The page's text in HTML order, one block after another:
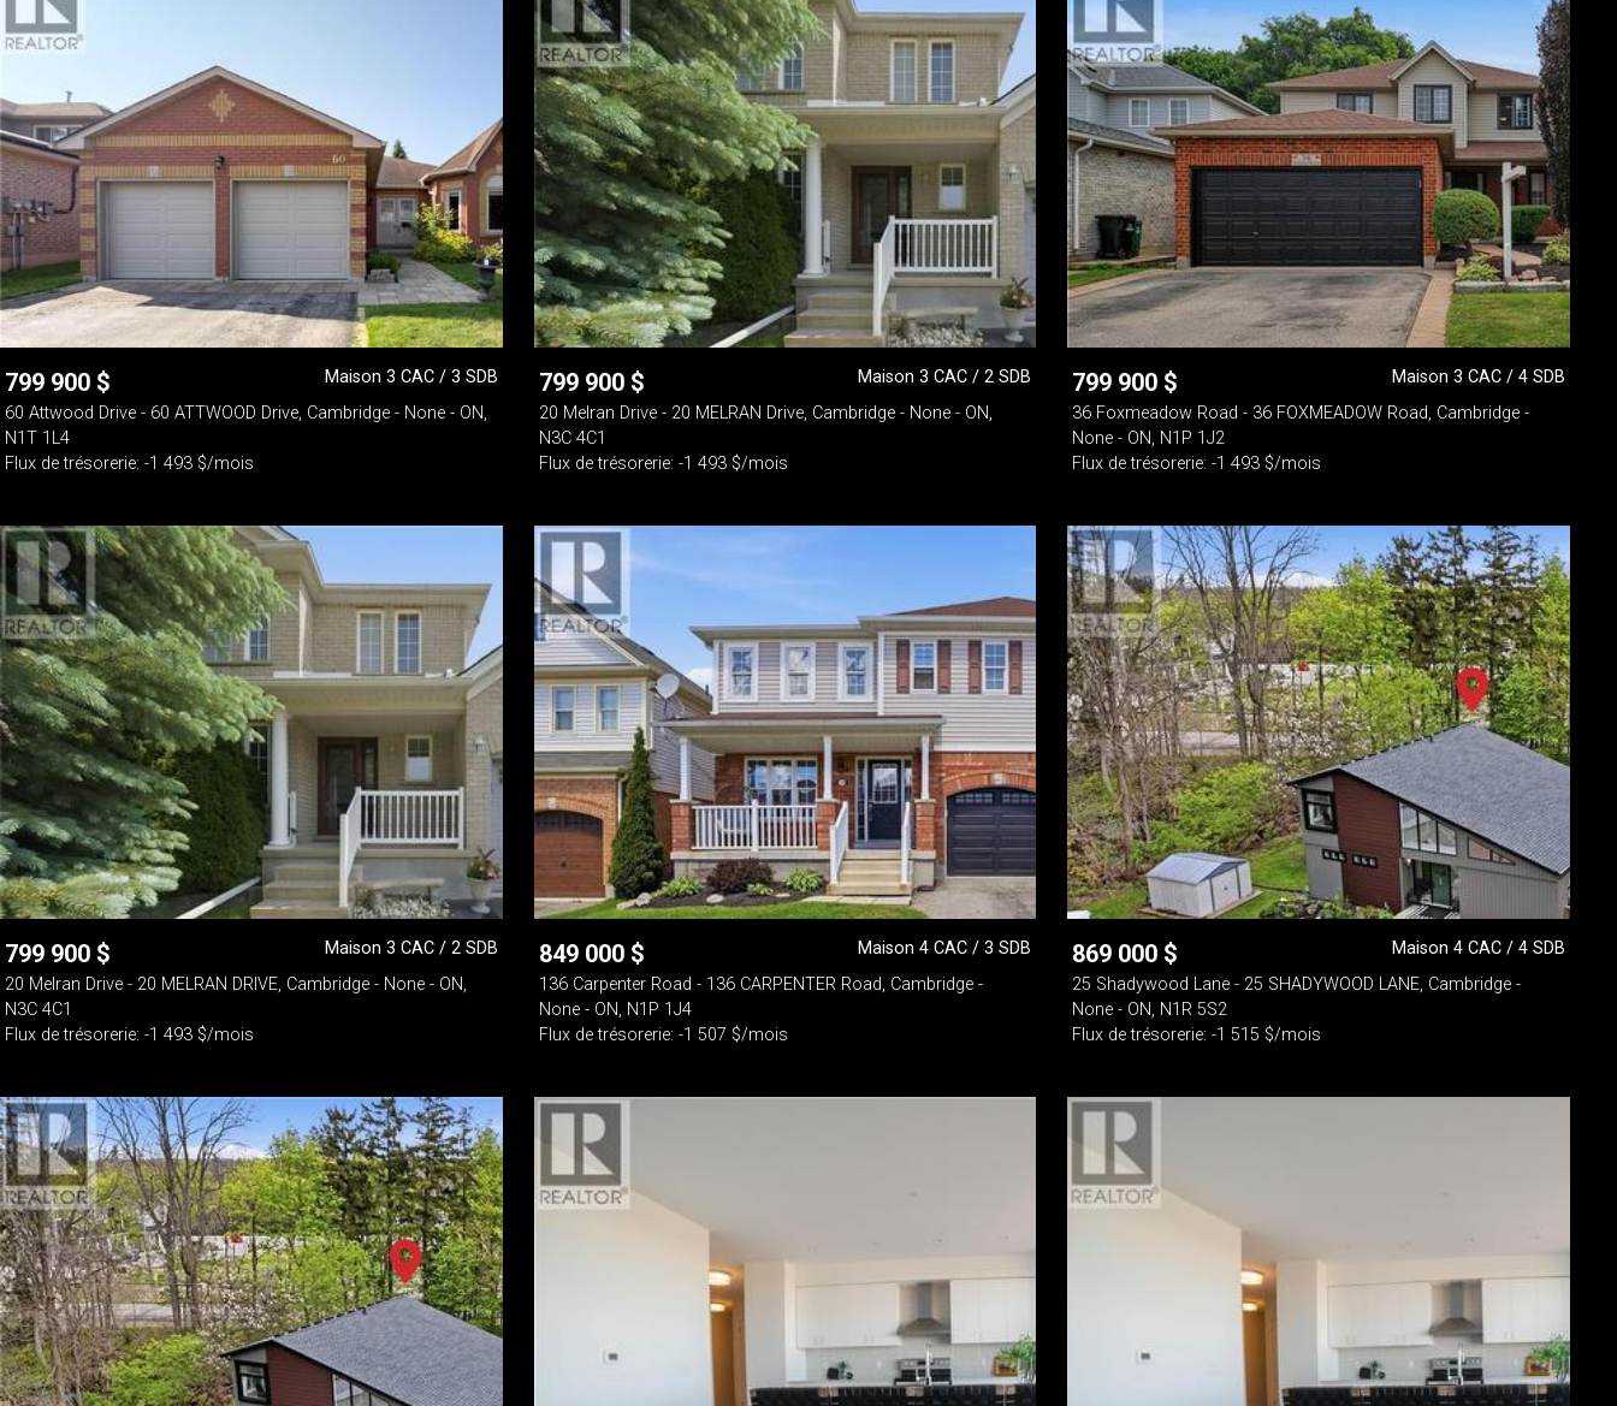
799 900 $
Maison 3 CAC / 3 SDB
60 Attwood Drive - 60 ATTWOOD Drive, Cambridge - None - ON,
N1T 1L4
Flux de trésorerie: -1 493 $/mois
799 900 $
Maison 3 CAC / 2 SDB
20 Melran Drive - 20 MELRAN Drive, Cambridge - None - ON,
N3C 4C1
Flux de trésorerie: -1 493 $/mois
799 900 $
Maison 3 CAC / 4 SDB
36 Foxmeadow Road - 36 FOXMEADOW Road, Cambridge -
None - ON, N1P 1J2
Flux de trésorerie: -1 493 $/mois
799 900 $
Maison 3 CAC / 2 SDB
20 Melran Drive - 20 MELRAN DRIVE, Cambridge - None - ON,
N3C 4C1
Flux de trésorerie: -1 493 $/mois
849 000 $
Maison 4 CAC / 3 SDB
136 Carpenter Road - 136 CARPENTER Road, Cambridge -
None - ON, N1P 1J4
Flux de trésorerie: -1 507 $/mois
869 000 $
Maison 4 CAC / 4 SDB
25 Shadywood Lane - 25 SHADYWOOD LANE, Cambridge -
None - ON, N1R 5S2
Flux de trésorerie: -1 515 $/mois